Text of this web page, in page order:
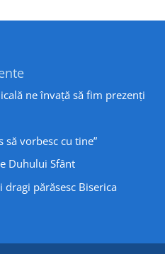
ne învață să fim prezenți
să vorbesc cu tine”
Duhului Sfânt
dragi părăsesc Biserica